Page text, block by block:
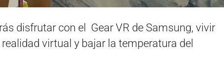
disfrutar con el Gear VR de Samsung, vivir
virtual y bajar la temperatura del